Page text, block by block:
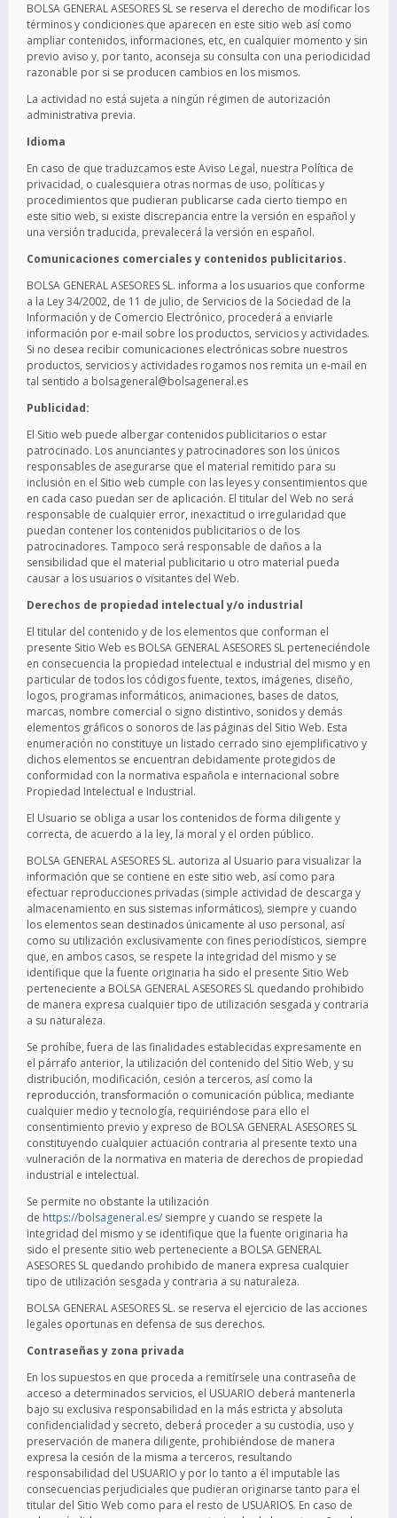
BOLSA GENERAL ASESORES SL se reserva el derecho de modificar los
términos y condiciones que aparecen en este sitio web así como
ampliar contenidos, informaciones, etc, en cualquier momento y sin
previo aviso y, por tanto, aconseja su consulta con una periodicidad
razonable por si se producen cambios en los mismos.
La actividad no está sujeta a ningún régimen de autorización
administrativa previa.
Idioma
En caso de que traduzcamos este Aviso Legal, nuestra Política de
privacidad, o cualesquiera otras normas de uso, políticas y
procedimientos que pudieran publicarse cada cierto tiempo en
este sitio web, si existe discrepancia entre la versión en español y
una versión traducida, prevalecerá la versión en español.
Comunicaciones comerciales y contenidos publicitarios.
BOLSA GENERAL ASESORES SL. informa a los usuarios que conforme
a la Ley 34/2002, de 11 de julio, de Servicios de la Sociedad de la
Información y de Comercio Electrónico, procederá a enviarle
información por e-mail sobre los productos, servicios y actividades.
Si no desea recibir comunicaciones electrónicas sobre nuestros
productos, servicios y actividades rogamos nos remita un e-mail en
tal sentido a bolsageneral@bolsageneral.es
Publicidad:
El Sitio web puede albergar contenidos publicitarios o estar
patrocinado. Los anunciantes y patrocinadores son los únicos
responsables de asegurarse que el material remitido para su
inclusión en el Sitio web cumple con las leyes y consentimientos que
en cada caso puedan ser de aplicación. El titular del Web no será
responsable de cualquier error, inexactitud o irregularidad que
puedan contener los contenidos publicitarios o de los
patrocinadores. Tampoco será responsable de daños a la
sensibilidad que el material publicitario u otro material pueda
causar a los usuarios o visitantes del Web.
Derechos de propiedad intelectual y/o industrial
El titular del contenido y de los elementos que conforman el
presente Sitio Web es BOLSA GENERAL ASESORES SL perteneciéndole
en consecuencia la propiedad intelectual e industrial del mismo y en
particular de todos los códigos fuente, textos, imágenes, diseño,
logos, programas informáticos, animaciones, bases de datos,
marcas, nombre comercial o signo distintivo, sonidos y demás
elementos gráficos o sonoros de las páginas del Sitio Web. Esta
enumeración no constituye un listado cerrado sino ejemplificativo y
dichos elementos se encuentran debidamente protegidos de
conformidad con la normativa española e internacional sobre
Propiedad Intelectual e Industrial.
El Usuario se obliga a usar los contenidos de forma diligente y
correcta, de acuerdo a la ley, la moral y el orden público.
BOLSA GENERAL ASESORES SL. autoriza al Usuario para visualizar la
información que se contiene en este sitio web, así como para
efectuar reproducciones privadas (simple actividad de descarga y
almacenamiento en sus sistemas informáticos), siempre y cuando
los elementos sean destinados únicamente al uso personal, así
como su utilización exclusivamente con fines periodísticos, siempre
que, en ambos casos, se respete la integridad del mismo y se
identifique que la fuente originaria ha sido el presente Sitio Web
perteneciente a BOLSA GENERAL ASESORES SL quedando prohibido
de manera expresa cualquier tipo de utilización sesgada y contraria
a su naturaleza.
Se prohíbe, fuera de las finalidades establecidas expresamente en
el párrafo anterior, la utilización del contenido del Sitio Web, y su
distribución, modificación, cesión a terceros, así como la
reproducción, transformación o comunicación pública, mediante
cualquier medio y tecnología, requiriéndose para ello el
consentimiento previo y expreso de BOLSA GENERAL ASESORES SL
constituyendo cualquier actuación contraria al presente texto una
vulneración de la normativa en materia de derechos de propiedad
industrial e intelectual.
Se permite no obstante la utilización
de https://bolsageneral.es/ siempre y cuando se respete la
integridad del mismo y se identifique que la fuente originaria ha
sido el presente sitio web perteneciente a BOLSA GENERAL
ASESORES SL quedando prohibido de manera expresa cualquier
tipo de utilización sesgada y contraria a su naturaleza.
BOLSA GENERAL ASESORES SL. se reserva el ejercicio de las acciones
legales oportunas en defensa de sus derechos.
Contraseñas y zona privada
En los supuestos en que proceda a remitírsele una contraseña de
acceso a determinados servicios, el USUARIO deberá mantenerla
bajo su exclusiva responsabilidad en la más estricta y absoluta
confidencialidad y secreto, deberá proceder a su custodia, uso y
preservación de manera diligente, prohibiéndose de manera
expresa la cesión de la misma a terceros, resultando
responsabilidad del USUARIO y por lo tanto a él imputable las
consecuencias perjudiciales que pudieran originarse tanto para el
titular del Sitio Web como para el resto de USUARIOS. En caso de